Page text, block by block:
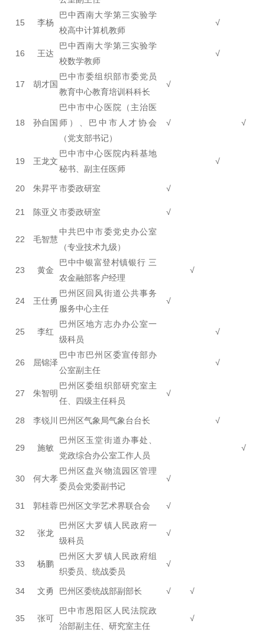
15 李杨
巴中西南大学第三实验学
校高中计算机教师
√
16 王达
巴中西南大学第三实验学
校数学教师
√
17 胡才国
巴中市委组织部市委党员
教育中心教育培训科科长
√
18 孙自国
巴中市中心医院（主治医
师）、巴中市人才协会
（党支部书记）
√ √
19 王龙文
巴中市中心医院内科基地
秘书、副主任医师
√
20 朱昇平市委政研室 √
21 陈亚义 市委政研室 √
22 毛智慧
中共巴中市委党史办公室
（专业技术九级）
23 黄金
巴中中银富登村镇银行 三
农金融部客户经理
√
24 王仕勇
巴州区回风街道公共事务
服务中心主任
√
25 李红
巴州区地方志办办公室一
级科员
√
26 屈锦泽
巴中市巴州区委宣传部办
公室副主任
√
27 朱智明
巴州区委组织部研究室主
任、四级主任科员
√
28 李锐川 巴州区气象局气象台台长 √
29 施敏
巴州区玉堂街道办事处、
党政综合办公室工作人员
√
30 何大孝
巴州区盘兴物流园区管理
委员会党委副书记
√
31 郭桂蓉 巴州区文学艺术界联合会 √
32 张龙
巴州区大罗镇人民政府一
级科员
√
33 杨鹏
巴州区大罗镇人民政府组
织委员、统战委员
√
34 文勇 巴州区委统战部副部长 √ √
35 张可
巴中市恩阳区人民法院政
治部副主任、研究室主任
√